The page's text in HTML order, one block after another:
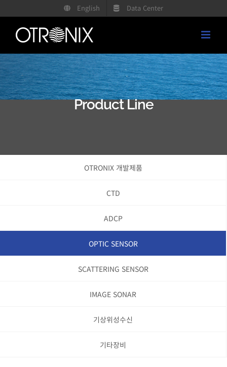
텐
건
너
뛰
English Data Center
Product Line
OTRONIX 개발제품
CTD
ADCP
OPTIC SENSOR
SCATTERING SENSOR
IMAGE SONAR
기상위성수신
기타장비